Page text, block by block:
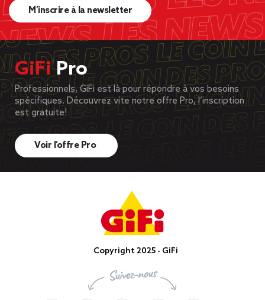
M’inscrire à la newsletter
GiFiPro
Professionnels, GiFi est là pour répondre à vos besoins
spécifiques. Découvrez vite notre offre Pro, l’inscription
est gratuite!
Voir l’offre Pro
Copyright 2025 - GiFi